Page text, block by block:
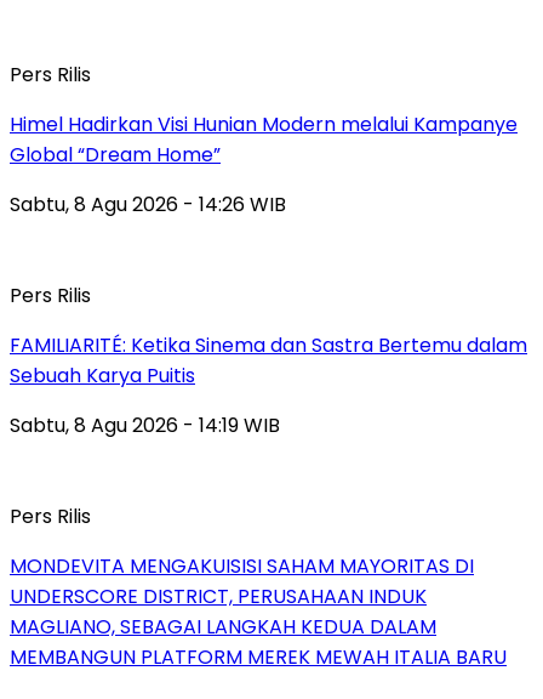
Pers Rilis
Himel Hadirkan Visi Hunian Modern melalui Kampanye
Global “Dream Home”
Sabtu, 8 Agu 2026 - 14:26 WIB
Pers Rilis
FAMILIARITÉ: Ketika Sinema dan Sastra Bertemu dalam
Sebuah Karya Puitis
Sabtu, 8 Agu 2026 - 14:19 WIB
Pers Rilis
MONDEVITA MENGAKUISISI SAHAM MAYORITAS DI
UNDERSCORE DISTRICT, PERUSAHAAN INDUK
MAGLIANO, SEBAGAI LANGKAH KEDUA DALAM
MEMBANGUN PLATFORM MEREK MEWAH ITALIA BARU